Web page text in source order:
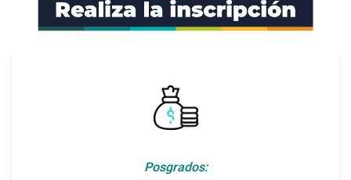
Posgrados: